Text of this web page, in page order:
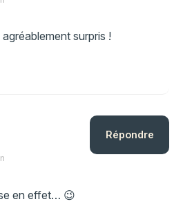
agréablement surpris !
en effet… 😉
Répondre